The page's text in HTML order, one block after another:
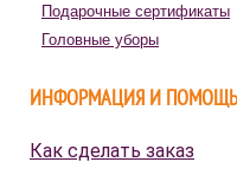
Подарочные сертификаты
Головные уборы
ИНФОРМАЦИЯ И ПОМОЩЬ
Как сделать заказ